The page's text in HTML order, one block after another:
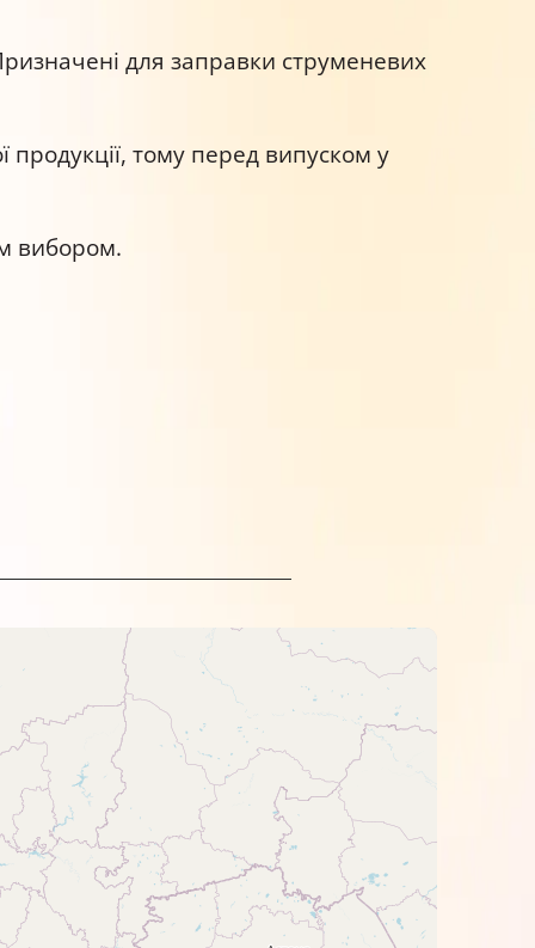
для заправки струменевих
продукції, тому перед випуском у
вибором.
інструкцій виробника